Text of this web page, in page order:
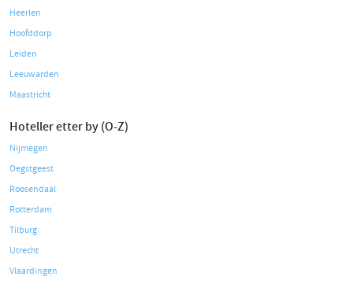
Heerlen
Hoofddorp
Leiden
Leeuwarden
Maastricht
Hoteller etter by (O-Z)
Nijmegen
Oegstgeest
Roosendaal
Rotterdam
Tilburg
Utrecht
Vlaardingen